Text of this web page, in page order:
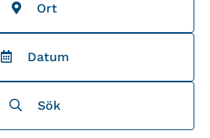
Ort
Datum
Sök